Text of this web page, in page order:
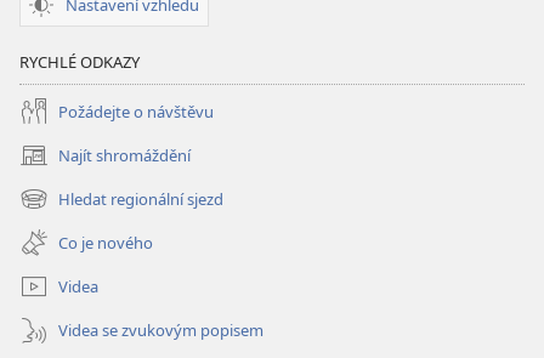
RYCHLÉ ODKAZY
Požádejte o návštěvu
Najít shromáždění
(otevřeno
nové
okno)
Hledat regionální sjezd
(otevřeno
nové
okno)
Co je nového
Videa
Videa se zvukovým popisem